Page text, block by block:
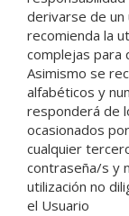
derivarse de un
recomienda la
complejas para
Asimismo se
alfabéticos y
responderá de
ocasionados
cualquier
contraseña/s y
utilización no
el Usuario